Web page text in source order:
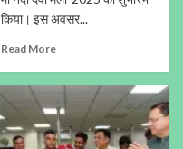
किया। इस अवसर...
Read More